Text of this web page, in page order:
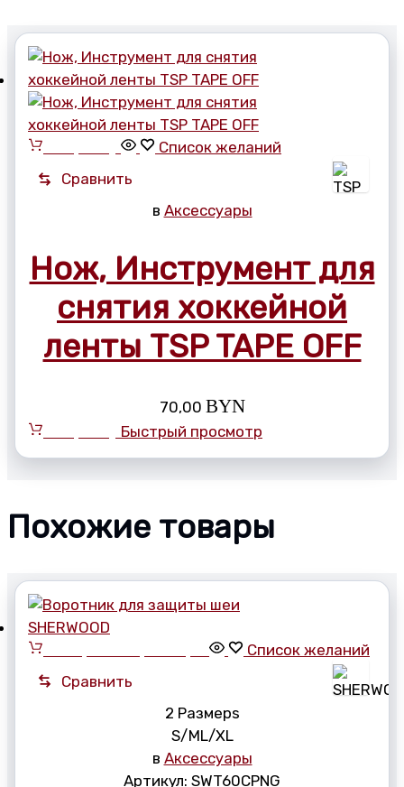
Список желаний
Сравнить
в Аксессуары
Нож, Инструмент для
снятия хоккейной
ленты TSP TAPE OFF
70,00 BYN
Быстрый просмотр
Похожие товары
Список желаний
Сравнить
2 Размерs
S/ML/XL
в Аксессуары
Артикул: SWT60CPNG